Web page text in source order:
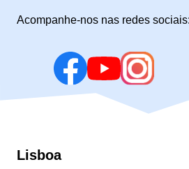
Acompanhe-nos nas redes sociais:
Lisboa